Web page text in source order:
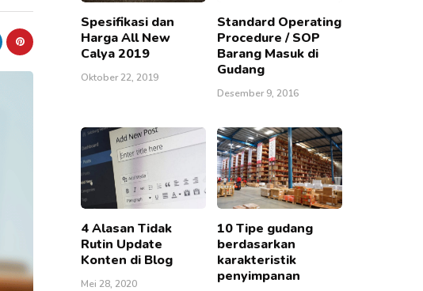
Spesifikasi dan
Harga All New
Calya 2019
Oktober 22, 2019
Standard Operating
Procedure / SOP
Barang Masuk di
Gudang
Desember 9, 2016
4 Alasan Tidak
Rutin Update
Konten di Blog
Mei 28, 2020
10 Tipe gudang
berdasarkan
karakteristik
penyimpanan